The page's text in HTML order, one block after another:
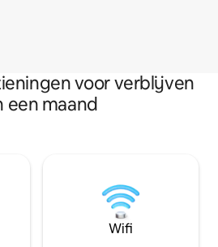
voor verblijven
een maand
Wifi